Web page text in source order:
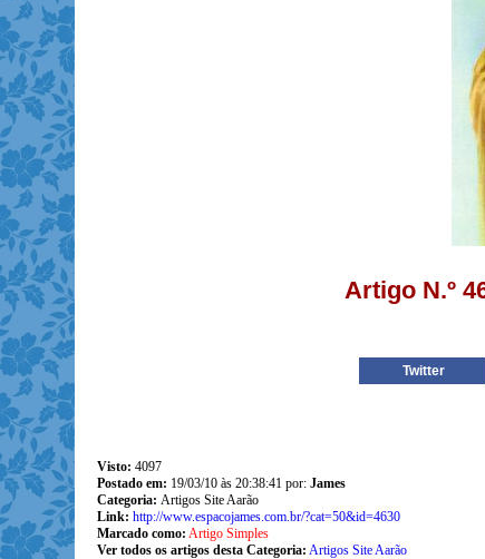
Artigo N.º
Twitter
Visto: 4097
Postado em: 19/03/10 às 20:38:41 por: James
Categoria: Artigos Site Aarão
Link: http://www.espacojames.com.br/?cat=50&id=4630
Marcado como: Artigo Simples
Ver todos os artigos desta Categoria: Artigos Site Aarão